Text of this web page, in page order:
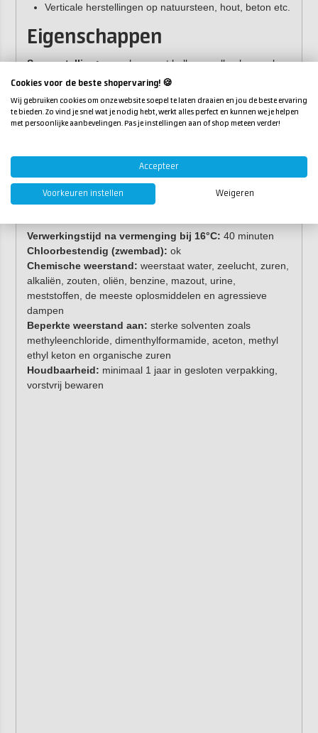
Verticale herstellingen op natuursteen, hout, beton etc.
Eigenschappen
Samenstelling:epoxyhars met holle en volle glasparels
Kleur:
donker zandkleurig
Soortelijk gewicht:1,663 kg/l volume
Hechting:
cohesie van de ondergrond zoals bij hout, steen,
natuursteen, beton etc.
hechting op metalen: min. 2 N/mm
Verwerkingstijd na vermenging bij 16°C: 40 minuten
Chloorbestendig (zwembad): ok
Chemische weerstand: weerstaat water, zeelucht, zuren,
alkaliën, zouten, oliën, benzine, mazout, urine,
meststoffen, de meeste oplosmiddelen en agressieve
dampen
Beperkte weerstand aan: sterke solventen zoals
methyleenchloride, dimenthylformamide, aceton, methyl
ethyl keton en organische zuren
Houdbaarheid: minimaal 1 jaar in gesloten verpakking,
vorstvrij bewaren
Cookies voor de beste shopervaring! 🍪
Wij gebruiken cookies om onze website soepel te laten draaien en jou de beste ervaring
te bieden. Zo vind je snel wat je nodig hebt, werkt alles perfect en kunnen we je helpen
met persoonlijke aanbevelingen. Pas je instellingen aan of shop meteen verder!
Accepteer
Voorkeuren instellen Weigeren